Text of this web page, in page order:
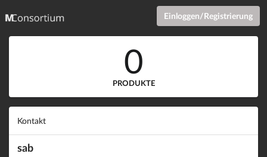
Einloggen/Registrierung
0
PRODUKTE
Kontakt
sab